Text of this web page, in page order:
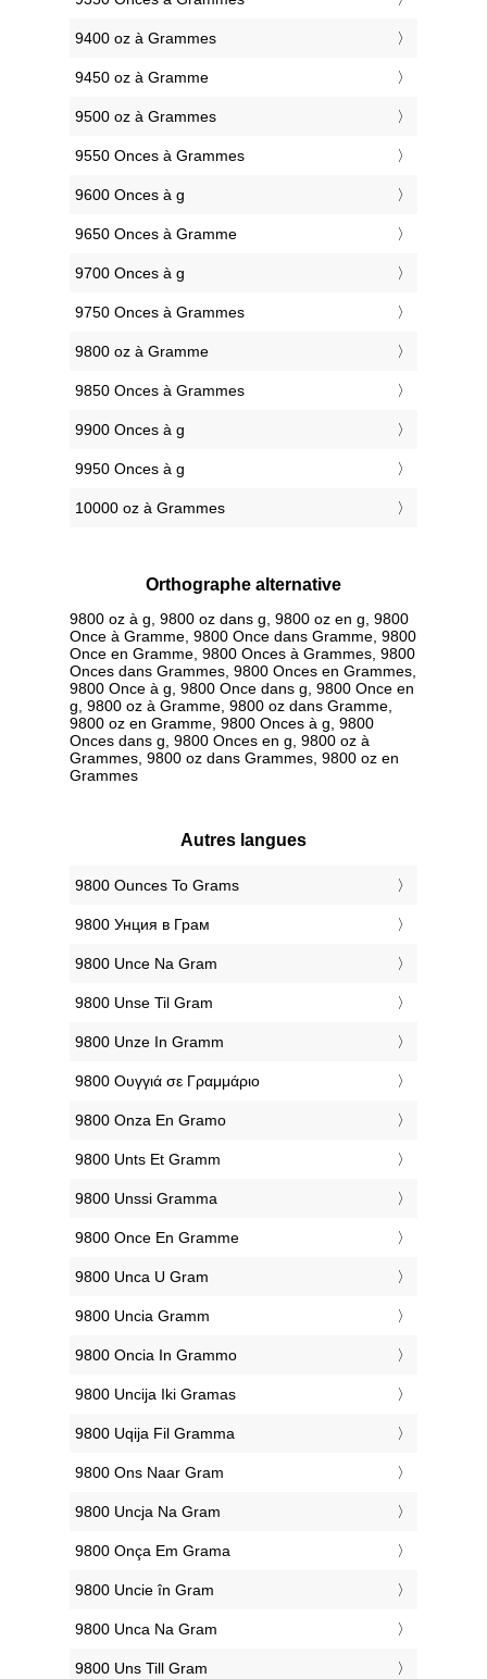
9400 oz à Grammes
9450 oz à Gramme
9500 oz à Grammes
9550 Onces à Grammes
9600 Onces à g
9650 Onces à Gramme
9700 Onces à g
9750 Onces à Grammes
9800 oz à Gramme
9850 Onces à Grammes
9900 Onces à g
9950 Onces à g
10000 oz à Grammes
Orthographe alternative
9800 oz à g, 9800 oz dans g, 9800 oz en g, 9800
Once à Gramme, 9800 Once dans Gramme, 9800
Once en Gramme, 9800 Onces à Grammes, 9800
Onces dans Grammes, 9800 Onces en Grammes,
9800 Once à g, 9800 Once dans g, 9800 Once en
g, 9800 oz à Gramme, 9800 oz dans Gramme,
9800 oz en Gramme, 9800 Onces à g, 9800
Onces dans g, 9800 Onces en g, 9800 oz à
Grammes, 9800 oz dans Grammes, 9800 oz en
Grammes
Autres langues
‎9800 Ounces To Grams
‎9800 Унция в Грам
‎9800 Unce Na Gram
‎9800 Unse Til Gram
‎9800 Unze In Gramm
‎9800 Ουγγιά σε Γραμμάριο
‎9800 Onza En Gramo
‎9800 Unts Et Gramm
‎9800 Unssi Gramma
‎9800 Once En Gramme
‎9800 Unca U Gram
‎9800 Uncia Gramm
‎9800 Oncia In Grammo
‎9800 Uncija Iki Gramas
‎9800 Uqija Fil Gramma
‎9800 Ons Naar Gram
‎9800 Uncja Na Gram
‎9800 Onça Em Grama
‎9800 Uncie în Gram
‎9800 Unca Na Gram
‎9800 Uns Till Gram